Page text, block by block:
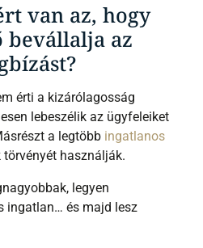
van az, hogy
bevállalja az
érti a kizárólagosság
lebeszélik az ügyfeleiket
a legtöbb ingatlanos
használják.
legyen
ingatlan… és majd lesz